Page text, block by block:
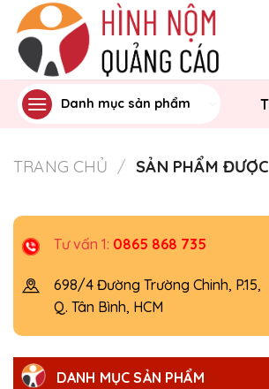
Skip
content
Danh mục sản phẩm
TRANG CHỦ /
Tư vấn 1: 0865 868 735
698/4 Đường Trường Chinh, P.15,
Q. Tân Bình, HCM
DANH MỤC SẢN PHẨM